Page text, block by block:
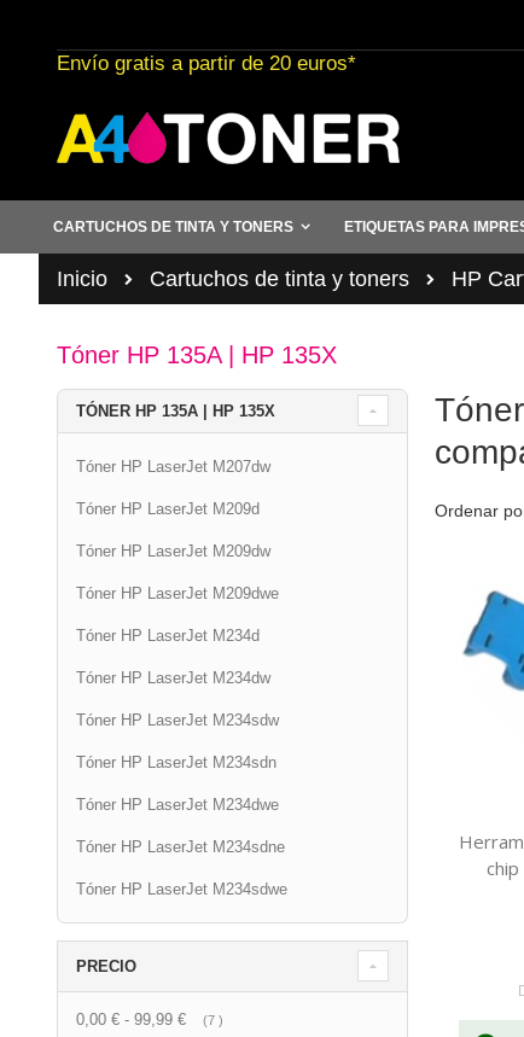
al
contenido
Envío gratis a partir de 20 euros*
CARTUCHOS DE TINTA Y TONERS ETIQUETAS PARA
Inicio Cartuchos de tinta y toners HP
Tóner HP 135A | HP 135X
Ordenar
TÓNER HP 135A | HP 135X
Tóner HP LaserJet M207dw
Tóner HP LaserJet M209d
Tóner HP LaserJet M209dw
Tóner HP LaserJet M209dwe
Tóner HP LaserJet M234d
Tóner HP LaserJet M234dw
Tóner HP LaserJet M234sdw
Tóner HP LaserJet M234sdn
Tóner HP LaserJet M234dwe
Tóner HP LaserJet M234sdne
Tóner HP LaserJet M234sdwe
PRECIO
0,00 € - 99,99 € 7 artículo